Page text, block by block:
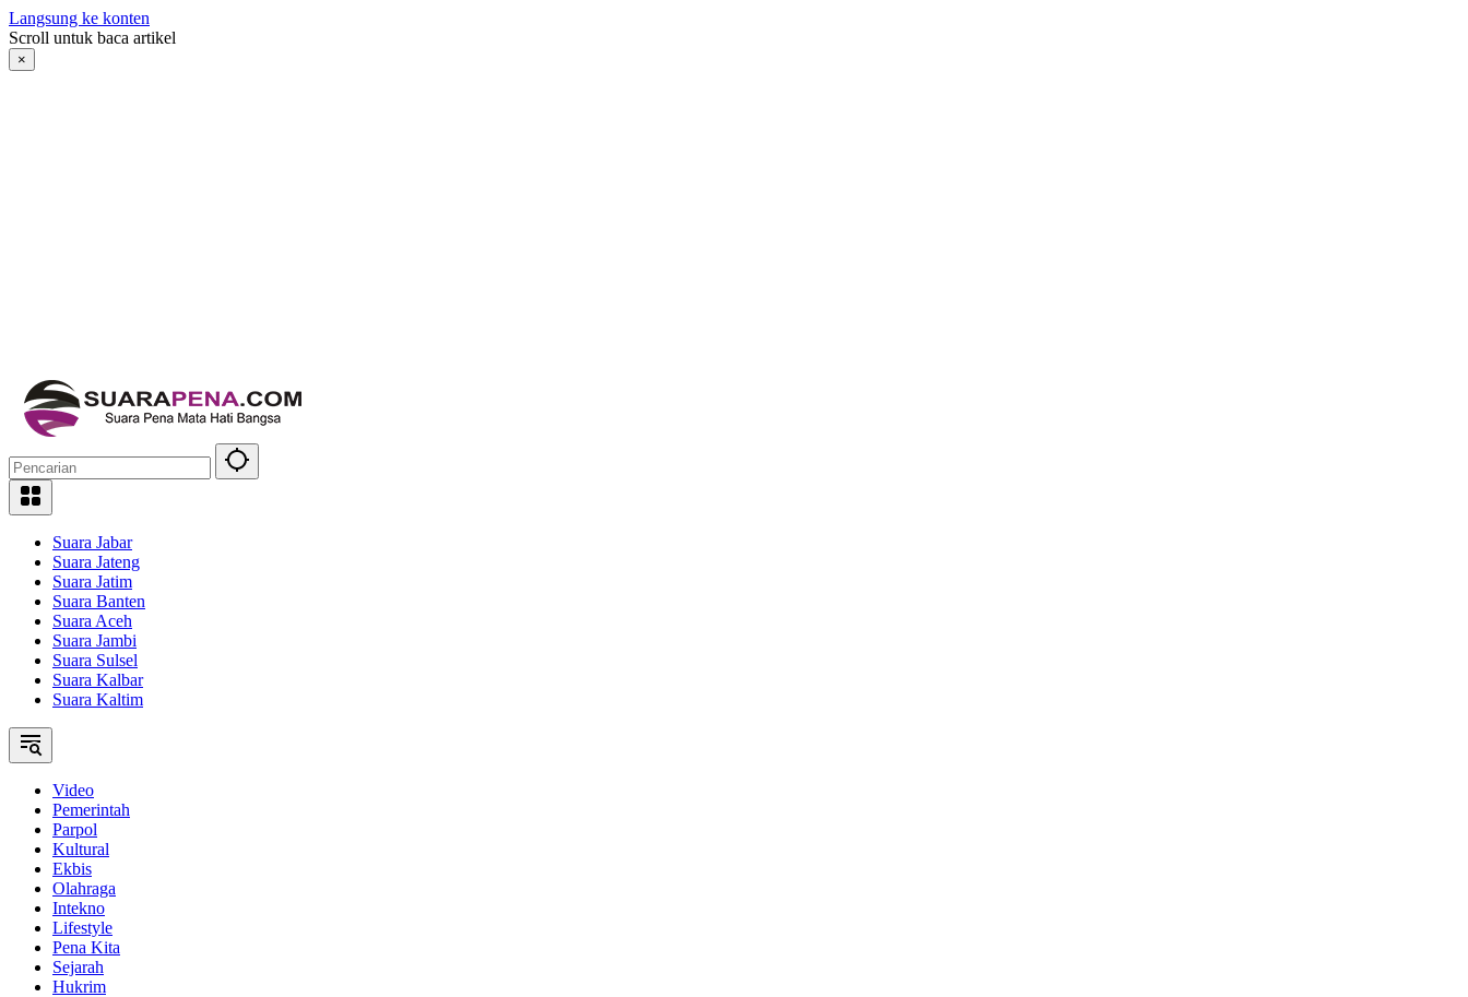
Langsung ke konten
Scroll untuk baca artikel
×
Suara Jabar
Suara Jateng
Suara Jatim
Suara Banten
Suara Aceh
Suara Jambi
Suara Sulsel
Suara Kalbar
Suara Kaltim
Video
Pemerintah
Parpol
Kultural
Ekbis
Olahraga
Intekno
Lifestyle
Pena Kita
Sejarah
Hukrim